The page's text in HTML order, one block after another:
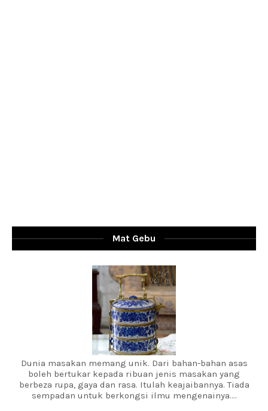
Mat Gebu
Dunia masakan memang unik. Dari bahan-bahan asas
boleh bertukar kepada ribuan jenis masakan yang
berbeza rupa, gaya dan rasa. Itulah keajaibannya. Tiada
sempadan untuk berkongsi ilmu mengenainya....